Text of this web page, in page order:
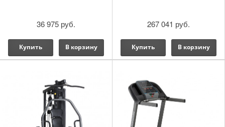
36 975 руб.
Купить В корзину
267 041 руб.
Купить В корзину